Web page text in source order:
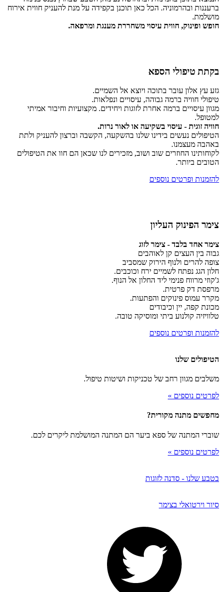
ברעננות ובהרמוניה. הכל כאן תוכנן בקפידה על מנת להעניק חווית אירוח
מושלמת.
חופש ופינוק, חווית עיסוי משחררת מענגת ומרפאה.
בקתת טיפולי הספא
גזע עץ אלון עובר בתוכה ויוצא אל השמיים.
טיפולי חוויה ברמה גבוהה, עיסויים ונפלאות.
מגוון עיסויים ברמה אחרת לזוגות ויחידים. מקצועיות וחיבור אמיתי
למטופל.
חוויה זוגית - עיסוי בשקיעה או לאור נרות.
הטיפולים נעשים בידינו שלנו בהשקעה, הקשבה וברצון להעניק ולתת
באהבה מעצמנו.
לקוחותינו החוזרים שוב ושוב, מזכירים לנו שכאן הם חוו את הטיפולים
הטובים ביותר.
להזמנות ופרטים נוספים
צימר הפינוק העליון
צימר אחד בלבד - צימר לזוג
גבוה בין העצים קן לאוהבים
צופה להרים ולנוף הירוק שמסביב
חלון הגג נפתח לשמיים ירח וכוכבים.
ג'קוזי מרווח פנימי ליד החלון אל הנוף.
מרפסת דק פרטית.
מקרר עמוס פינוקים והפתעות.
מכונת קפה, יין וכיבודים
טלוויזיה קולנוע ביתי ומוסיקה טובה.
להזמנות ופרטים נוספים
הטיפולים שלנו
משלבים מגוון רחב של טכניקות ושיטות טיפול.
לפרטים נוספים »
מחפשים מתנה מקורית?
שוברי המתנה של ספא ביער הם המתנה המושלמת ליקרים לכם.
לפרטים נוספים »
בטבע שלנו - סדנה לזוגות
סיור וירטואלי בצימר